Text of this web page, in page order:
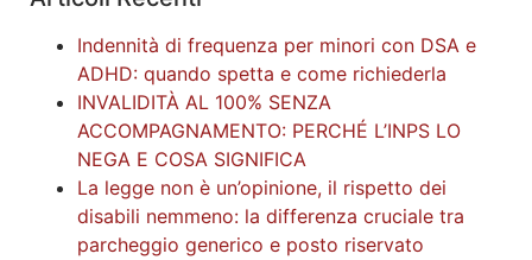
Indennità di frequenza per minori con DSA e
ADHD: quando spetta e come richiederla
INVALIDITÀ AL 100% SENZA
ACCOMPAGNAMENTO: PERCHÉ L’INPS LO
NEGA E COSA SIGNIFICA
La legge non è un’opinione, il rispetto dei
disabili nemmeno: la differenza cruciale tra
parcheggio generico e posto riservato